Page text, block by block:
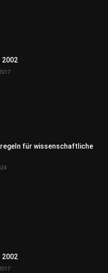
2002
für wissenschaftliche
2002